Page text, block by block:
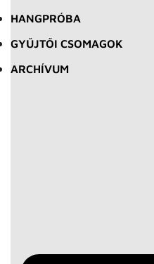
HANGPRÓBA
GYŰJTŐI CSOMAGOK
ARCHÍVUM